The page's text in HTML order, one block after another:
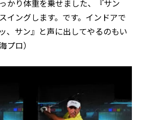
かり体重を乗せました、『サン
イングします。です。インドアで
、サン』と声に出してやるのもい
プロ）